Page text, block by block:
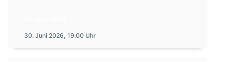
30. Juni 2026, 19.00 Uhr